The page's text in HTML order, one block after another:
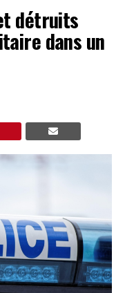
détruits
dans un